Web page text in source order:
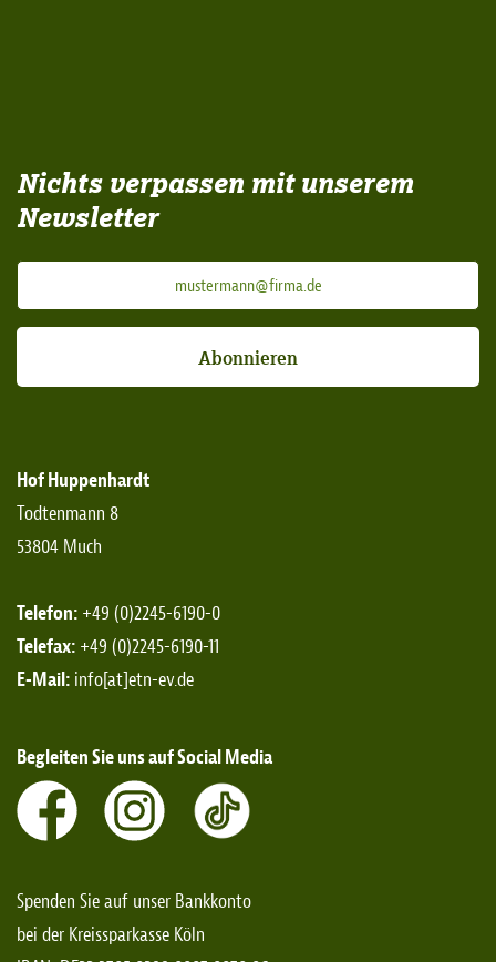
Nichts verpassen mit unserem
Newsletter
Abonnieren
Hof Huppenhardt
Todtenmann 8
53804 Much
Telefon: +49 (0)2245-6190-0
Telefax: +49 (0)2245-6190-11
E-Mail: info[at]etn-ev.de
Begleiten Sie uns auf Social Media
Spenden Sie auf unser Bankkonto
bei der Kreissparkasse Köln